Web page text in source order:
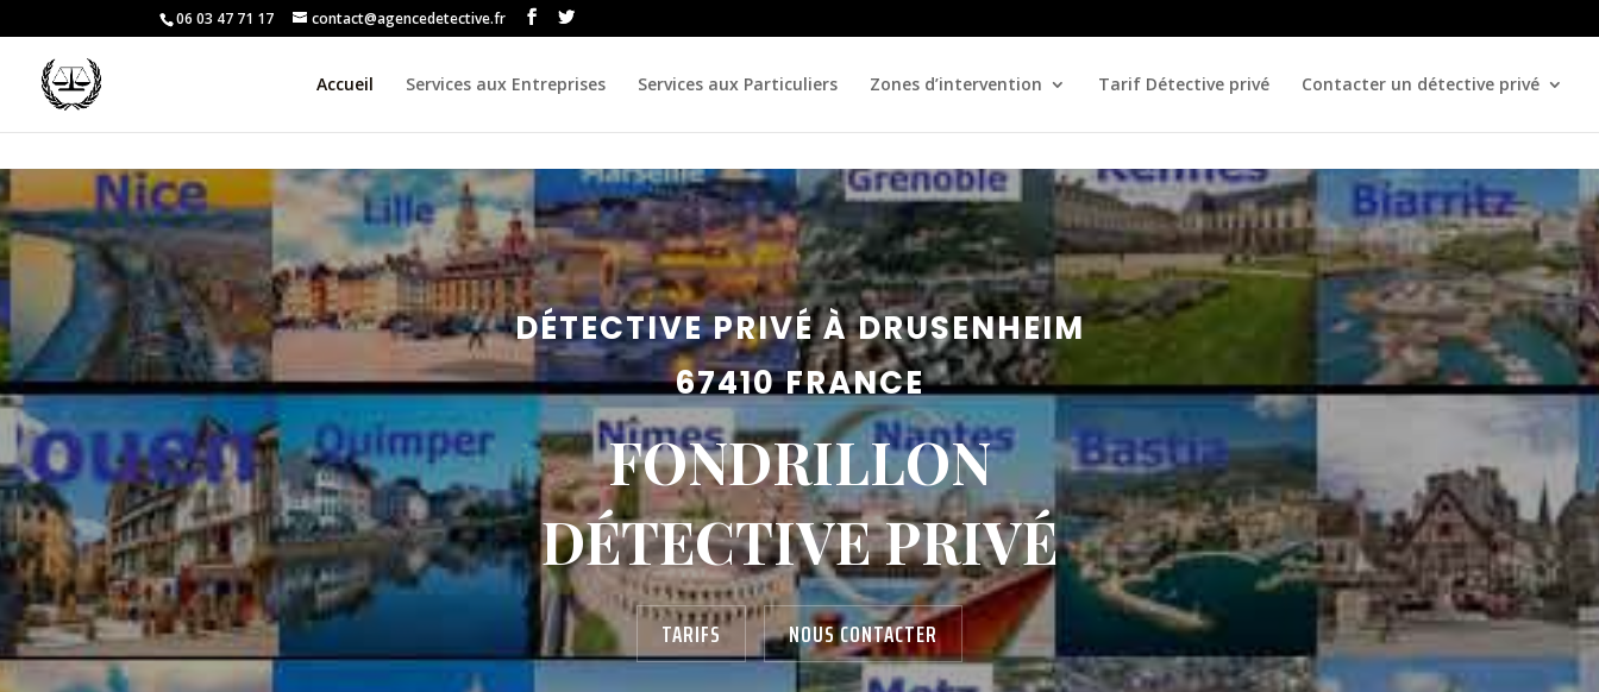
06 03 47 71 17 contact@agencedetective.fr
Accueil Services aux Entreprises Services aux Particuliers Zones d’intervention Tarif Détective privé Contacter un détective privé
DÉTECTIVE PRIVÉ À DRUSENHEIM
67410 FRANCE
FONDRILLON
DÉTECTIVE PRIVÉ
TARIFS NOUS CONTACTER